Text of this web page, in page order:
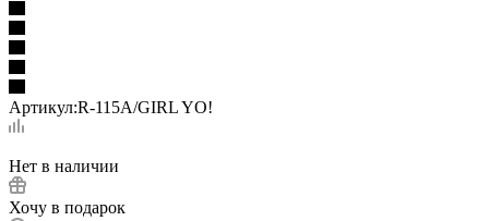
Артикул:R-115A/GIRL YO!
Нет в наличии
Хочу в подарок